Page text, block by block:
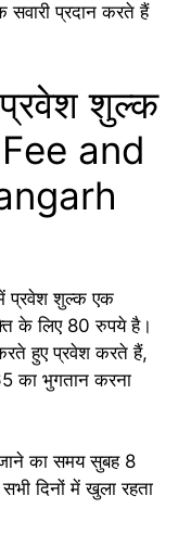
प्रदान करते हैं
शुल्क
and
प्रवेश शुल्क एक
के लिए 80 रुपये है।
हुए प्रवेश करते हैं,
का भुगतान करना
का समय सुबह 8
दिनों में खुला रहता